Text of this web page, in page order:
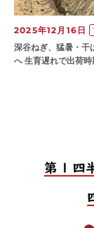
2025年12月16日
深谷ねぎ、猛暑・干
へ 生育遅れで出荷